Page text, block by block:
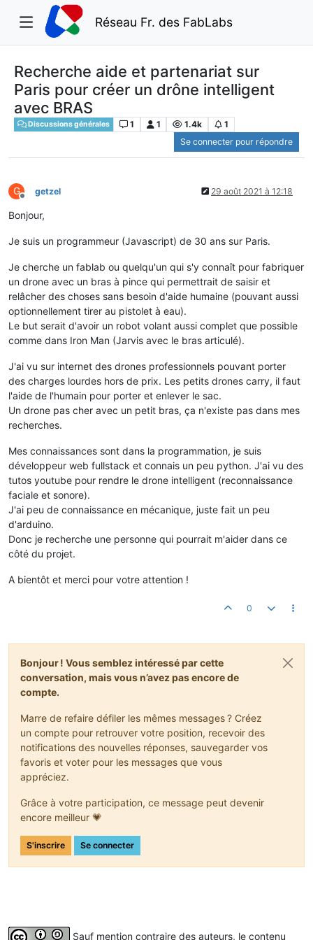
Réseau Fr. des FabLabs
Recherche aide et partenariat sur
Paris pour créer un drône intelligent
avec BRAS
Discussions générales 1 1 1.4k
1
Se connecter pour répondre
G
Hors-ligne
getzel 29 août 2021 à 12:18
Bonjour,
Je suis un programmeur (Javascript) de 30 ans sur Paris.
Je cherche un fablab ou quelqu'un qui s'y connaît pour fabriquer
un drone avec un bras à pince qui permettrait de saisir et
relâcher des choses sans besoin d'aide humaine (pouvant aussi
optionnellement tirer au pistolet à eau).
Le but serait d'avoir un robot volant aussi complet que possible
comme dans Iron Man (Jarvis avec le bras articulé).
J'ai vu sur internet des drones professionnels pouvant porter
des charges lourdes hors de prix. Les petits drones carry, il faut
l'aide de l'humain pour porter et enlever le sac.
Un drone pas cher avec un petit bras, ça n'existe pas dans mes
recherches.
Mes connaissances sont dans la programmation, je suis
développeur web fullstack et connais un peu python. J'ai vu des
tutos youtube pour rendre le drone intelligent (reconnaissance
faciale et sonore).
J'ai peu de connaissance en mécanique, juste fait un peu
d'arduino.
Donc je recherche une personne qui pourrait m'aider dans ce
côté du projet.
A bientôt et merci pour votre attention !
0
Bonjour ! Vous semblez intéressé par cette
conversation, mais vous n’avez pas encore de
compte.
Marre de refaire défiler les mêmes messages ? Créez
un compte pour retrouver votre position, recevoir des
notifications des nouvelles réponses, sauvegarder vos
favoris et voter pour les messages que vous
appréciez.
Grâce à votre participation, ce message peut devenir
encore meilleur 💗
S'inscrire Se connecter
Sauf mention contraire des auteurs, le contenu